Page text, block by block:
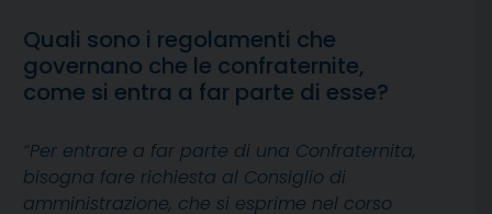
Quali sono i regolamenti che
governano che le confraternite,
come si entra a far parte di esse?
“Per entrare a far parte di una Confraternita,
bisogna fare richiesta al Consiglio di
amministrazione, che si esprime nel corso